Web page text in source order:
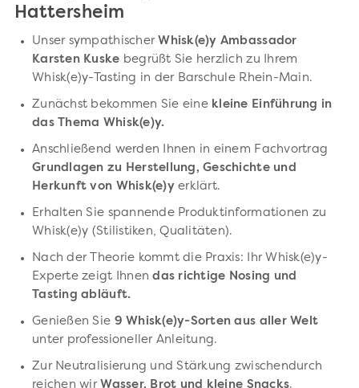
Hattersheim
Unser sympathischer Whisk(e)y Ambassador
Karsten Kuske begrüßt Sie herzlich zu Ihrem
Whisk(e)y-Tasting in der Barschule Rhein-Main.
Zunächst bekommen Sie eine kleine Einführung in
das Thema Whisk(e)y.
Anschließend werden Ihnen in einem Fachvortrag
Grundlagen zu Herstellung, Geschichte und
Herkunft von Whisk(e)yerklärt.
Erhalten Sie spannende Produktinformationen zu
Whisk(e)y (Stilistiken, Qualitäten).
Nach der Theorie kommt die Praxis: Ihr Whisk(e)y-
Experte zeigt Ihnendas richtige Nosing und
Tasting abläuft.
Genießen Sie 9 Whisk(e)y-Sorten aus aller Welt
unter professioneller Anleitung.
Zur Neutralisierung und Stärkung zwischendurch
reichen wir Wasser, Brot und kleine Snacks.